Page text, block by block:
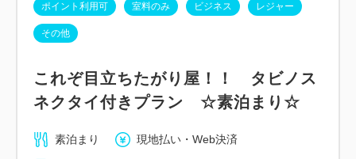
ポイント利用可 室料のみ ビジネス レジャー
その他
これぞ目立ちたがり屋！！ タビノス
ネクタイ付きプラン ☆素泊まり☆
素泊まり 現地払い・Web決済